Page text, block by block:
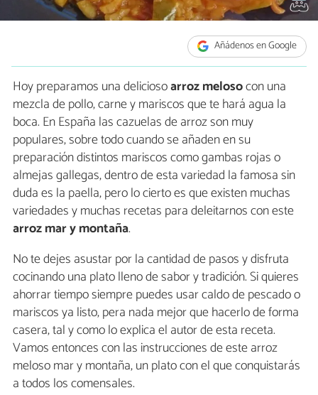
Añádenos en Google
Hoy preparamos una deliciosoarroz melosocon una
mezcla de pollo, carne y mariscos que te hará agua la
boca. En España las cazuelas de arroz son muy
populares, sobre todo cuando se añaden en su
preparación distintos mariscos como gambas rojas o
almejas gallegas, dentro de esta variedad la famosa sin
duda es la paella, pero lo cierto es que existen muchas
variedades y muchas recetas para deleitarnos con este
arroz mar y montaña.
No te dejes asustar por la cantidad de pasos y disfruta
cocinando una plato lleno de sabor y tradición. Si quieres
ahorrar tiempo siempre puedes usar caldo de pescado o
mariscos ya listo, pera nada mejor que hacerlo de forma
casera, tal y como lo explica el autor de esta receta.
Vamos entonces con las instrucciones de este arroz
meloso mar y montaña, un plato con el que conquistarás
a todos los comensales.